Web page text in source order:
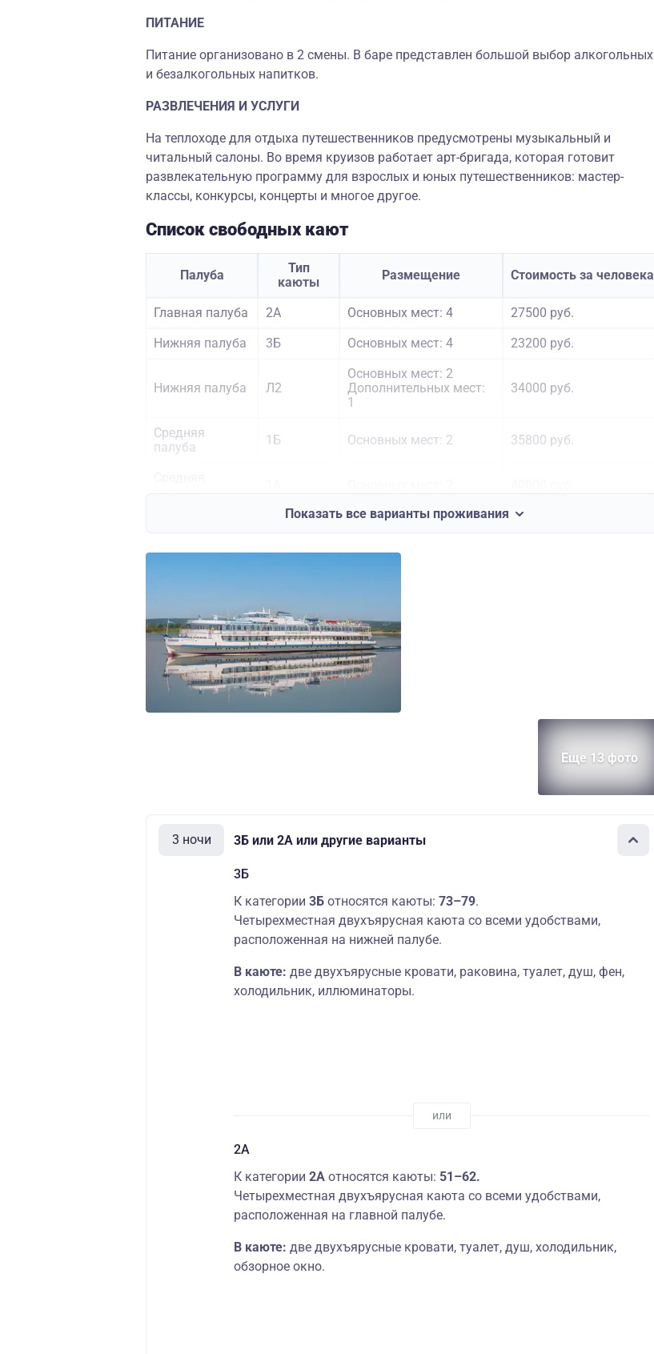
ПИТАНИЕ
Питание организовано в 2 смены. В баре представлен большой выбор алкогольных
и безалкогольных напитков.
РАЗВЛЕЧЕНИЯ И УСЛУГИ
На теплоходе для отдыха путешественников предусмотрены музыкальный и
читальный салоны. Во время круизов работает арт-бригада, которая готовит
развлекательную программу для взрослых и юных путешественников: мастер-
классы, конкурсы, концерты и многое другое.
Список свободных кают
Палуба
Тип
каюты
Размещение Стоимость за человека
Главная палуба 2А Основных мест: 4
27500 руб.
Нижняя палуба
3Б Основных мест: 4 23200 руб.
Нижняя палуба Л2
Основных мест: 2
Дополнительных мест:
1
34000 руб.
Средняя
палуба
1Б Основных мест: 2 35800 руб.
Основных мест: 2
1
Средняя
палуба
Люкс
Основных мест: 2
Дополнительных мест:
1
Показать все варианты проживания
Еще 13 фото
3 ночи 3Б или 2А или другие варианты
3Б
К категории 3Б относятся каюты: 73–79.
Четырехместная двухъярусная каюта со всеми удобствами,
расположенная на нижней палубе.
В каюте: две двухъярусные кровати, раковина, туалет, душ, фен,
холодильник, иллюминаторы.
2А
К категории 2А относятся каюты: 51–62.
Четырехместная двухъярусная каюта со всеми удобствами,
расположенная на главной палубе.
В каюте: две двухъярусные кровати, туалет, душ, холодильник,
обзорное окно.